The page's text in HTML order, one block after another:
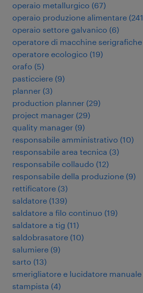
operaio metallurgico (67)
operaio produzione alimentare (241
operaio settore galvanico (6)
operatore di macchine serigrafiche
operatore ecologico (19)
orafo (5)
pasticciere (9)
planner (3)
production planner (29)
project manager (29)
quality manager (9)
responsabile amministrativo (10)
responsabile area tecnica (3)
responsabile collaudo (12)
responsabile della produzione (9)
rettificatore (3)
saldatore (139)
saldatore a filo continuo (19)
saldatore a tig (11)
saldobrasatore (10)
salumiere (9)
sarto (13)
smerigliatore e lucidatore manuale
stampista (4)